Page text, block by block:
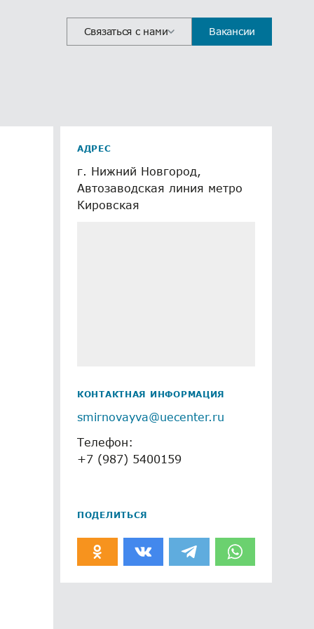
Связаться с нами Вакансии
АДРЕС
г. Нижний Новгород,
Автозаводская линия метро
Кировская
КОНТАКТНАЯ ИНФОРМАЦИЯ
smirnovayva@uecenter.ru
Телефон:
+7 (987) 5400159
ПОДЕЛИТЬСЯ